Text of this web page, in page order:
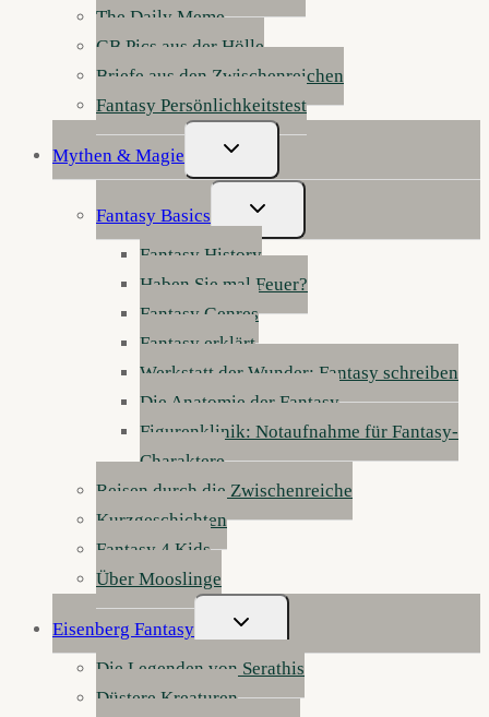
The Daily Meme
GB Pics aus der Hölle
Briefe aus den Zwischenreichen
Fantasy Persönlichkeitstest
Mythen & Magie
Untermenü
Umschalten
Fantasy Basics
Untermenü
Umschalten
Fantasy History
Haben Sie mal Feuer?
Fantasy Genres
Fantasy erklärt
Werkstatt der Wunder: Fantasy schreiben
Die Anatomie der Fantasy
Figurenklinik: Notaufnahme für Fantasy-
Charaktere
Reisen durch die Zwischenreiche
Kurzgeschichten
Fantasy 4 Kids
Über Mooslinge
Eisenberg Fantasy
Untermenü
Umschalten
Die Legenden von Serathis
Düstere Kreaturen